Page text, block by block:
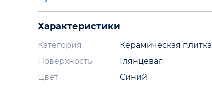
Характеристики
Категория
Керамическая плитка
Поверхность
Глянцевая
Цвет
Синий